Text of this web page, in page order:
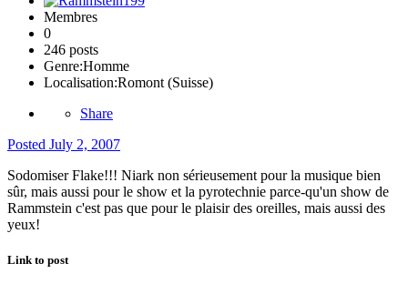
Membres
0
246 posts
Genre:Homme
Localisation:Romont (Suisse)
Share
Posted July 2, 2007
Sodomiser Flake!!! Niark non sérieusement pour la musique bien
sûr, mais aussi pour le show et la pyrotechnie parce-qu'un show de
Rammstein c'est pas que pour le plaisir des oreilles, mais aussi des
yeux!
Link to post